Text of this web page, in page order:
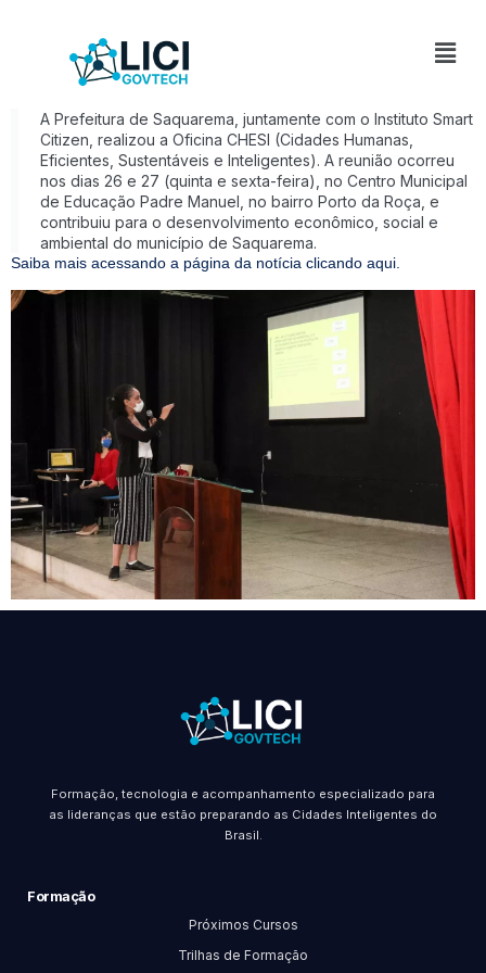
A Prefeitura de Saquarema, juntamente com o Instituto Smart
Citizen, realizou a Oficina CHESI (Cidades Humanas,
Eficientes, Sustentáveis e Inteligentes). A reunião ocorreu
nos dias 26 e 27 (quinta e sexta-feira), no Centro Municipal
de Educação Padre Manuel, no bairro Porto da Roça, e
contribuiu para o desenvolvimento econômico, social e
ambiental do município de Saquarema.
Saiba mais acessando a página da notícia clicando aqui.
Formação, tecnologia e acompanhamento especializado para
as lideranças que estão preparando as Cidades Inteligentes do
Brasil.
Formação
Próximos Cursos
Trilhas de Formação